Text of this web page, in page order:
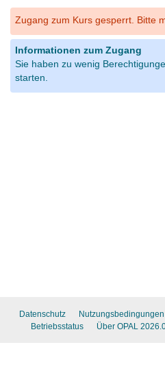
Zugang zum Kurs gesperrt. Bitte
Informationen zum Zugang
Sie haben zu wenig
starten.
Datenschutz Nutzungsbedingungen
Betriebsstatus
Über OPAL